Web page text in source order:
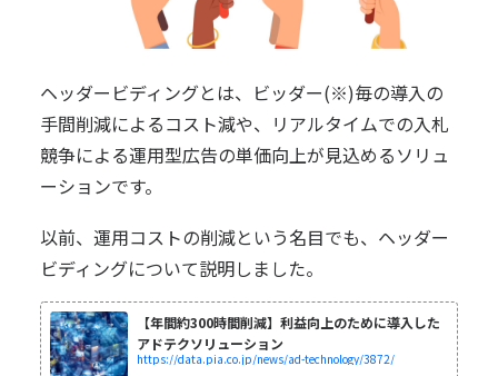
ヘッダービディングとは、ビッダー(※)毎の導入の
手間削減によるコスト減や、リアルタイムでの入札
競争による運用型広告の単価向上が見込めるソリュ
ーションです。
以前、運用コストの削減という名目でも、ヘッダー
ビディングについて説明しました。
【年間約300時間削減】利益向上のために導入した
アドテクソリューション
https://data.pia.co.jp/news/ad-technology/3872/